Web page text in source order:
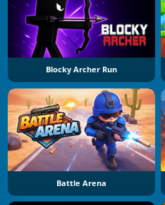
Blocky Archer Run
Battle Arena